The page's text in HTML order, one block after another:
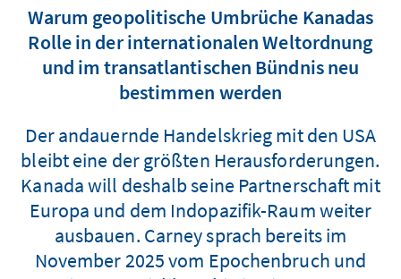
Warum geopolitische Umbrüche Kanadas
Rolle in der internationalen Weltordnung
und im transatlantischen Bündnis neu
bestimmen werden
Der andauernde Handelskrieg mit den USA
bleibt eine der größten Herausforderungen.
Kanada will deshalb seine Partnerschaft mit
Europa und dem Indopazifik-Raum weiter
ausbauen. Carney sprach bereits im
November 2025 vom Epochenbruch und